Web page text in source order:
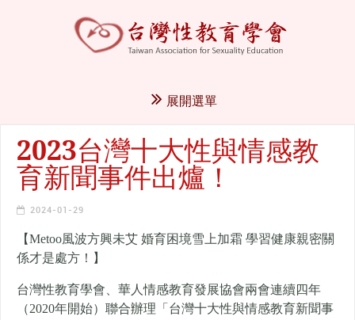
展開選單
2023台灣十大性與情感教
育新聞事件出爐！
2024-01-29
【Metoo風波方興未艾 婚育困境雪上加霜 學習健康親密關
係才是處方！】
台灣性教育學會、華人情感教育發展協會兩會連續四年
（2020年開始）聯合辦理「台灣十大性與情感教育新聞事